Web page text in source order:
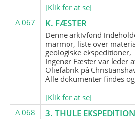
[Klik for at se]
A 067
K. FÆSTER
Denne arkivfond
marmor, liste over
geologiske ekspeditioner,
Ingenør Fæster var leder
Oliefabrik på
Alle dokumenter findes
[Klik for at se]
A 068
3. THULE EKSPEDITION